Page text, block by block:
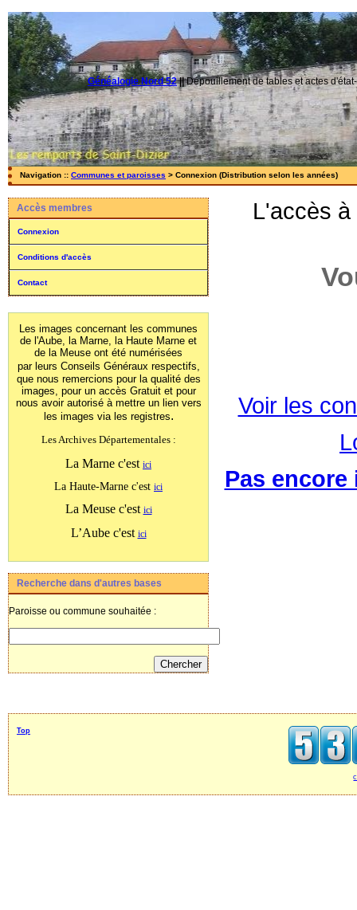
Généalogie Nord 52||Dépouillement de tables et actes
Navigation :: Communes et paroisses > Connexion (Distribution selon les années)
Accès membres
Connexion
Conditions d'accès
Contact
Les images concernant les communes
de l'Aube, la Marne, la Haute Marne et
de la Meuse ont été numérisées
par leurs Conseils Généraux respectifs,
que nous remercions pour la qualité des
images, pour un accès Gratuit et pour
nous avoir autorisé à mettre un lien vers
les images via les registres.
Les Archives Départementales :
La Marne c'est ici
La Haute-Marne c'est ici
La Meuse c'est ici
L’Aube c'est ici
Recherche dans d'autres bases
Paroisse ou commune souhaitée :
L'accès
Voir les
Pas
Top